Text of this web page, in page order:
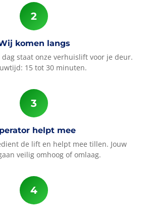
komen langs
staat onze verhuislift voor je deur.
15 tot 30 minuten.
helpt mee
de lift en helpt mee tillen. Jouw
veilig omhoog of omlaag.